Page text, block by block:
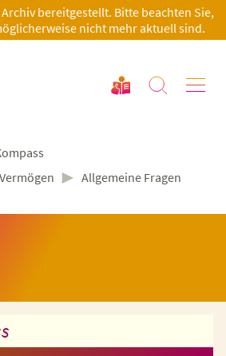
bereitgestellt. Bitte beachten Sie,
nicht mehr aktuell sind.
► Allgemeine Fragen